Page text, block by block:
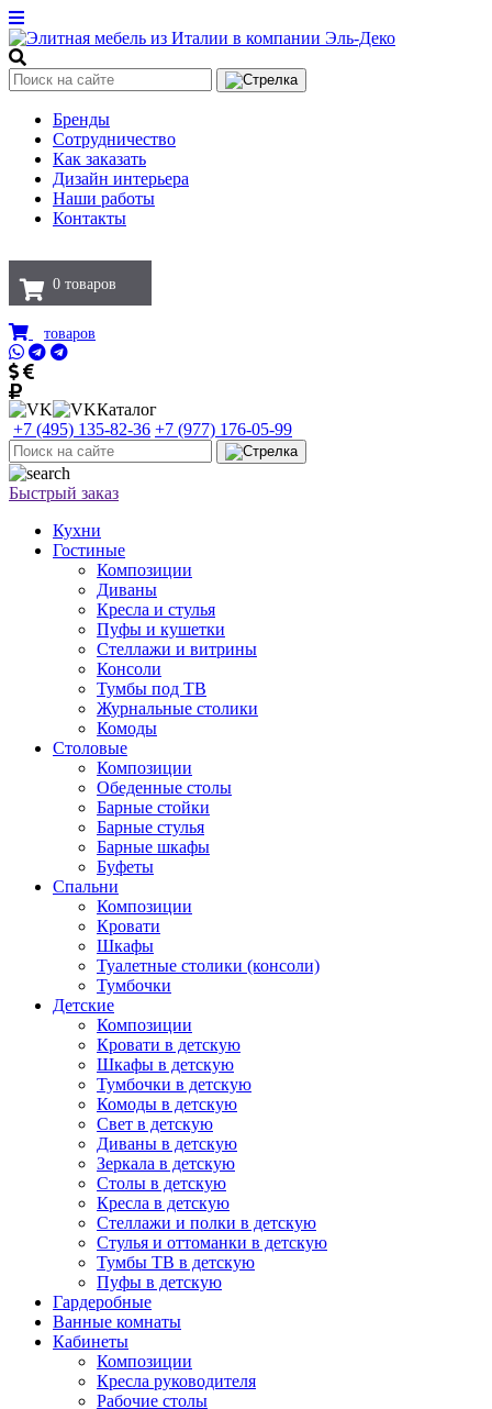
Бренды
Сотрудничество
Как заказать
Дизайн интерьера
Наши работы
Контакты
0 товаров
товаров
Каталог
+7 (495) 135-82-36 +7 (977) 176-05-99
Быстрый заказ
Кухни
Гостиные
Композиции
Диваны
Кресла и стулья
Пуфы и кушетки
Стеллажи и витрины
Консоли
Тумбы под ТВ
Журнальные столики
Комоды
Столовые
Композиции
Обеденные столы
Барные стойки
Барные стулья
Барные шкафы
Буфеты
Спальни
Композиции
Кровати
Шкафы
Туалетные столики (консоли)
Тумбочки
Детские
Композиции
Кровати в детскую
Шкафы в детскую
Тумбочки в детскую
Комоды в детскую
Свет в детскую
Диваны в детскую
Зеркала в детскую
Столы в детскую
Кресла в детскую
Стеллажи и полки в детскую
Стулья и оттоманки в детскую
Тумбы ТВ в детскую
Пуфы в детскую
Гардеробные
Ванные комнаты
Кабинеты
Композиции
Кресла руководителя
Рабочие столы